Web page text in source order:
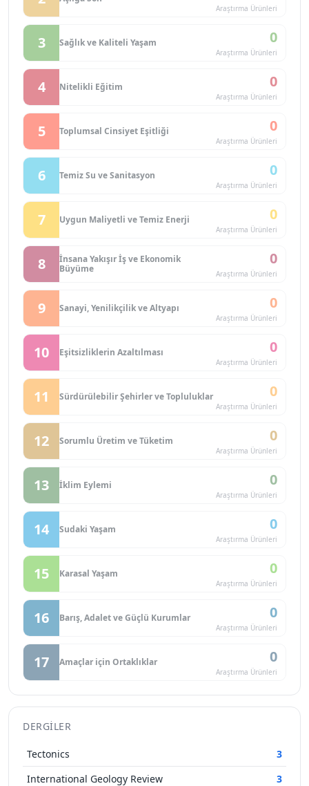
Araştırma Ürünleri
3 Sağlık ve Kaliteli Yaşam 0
Araştırma Ürünleri
4 Nitelikli Eğitim 0
Araştırma Ürünleri
5 Toplumsal Cinsiyet Eşitliği 0
Araştırma Ürünleri
6 Temiz Su ve Sanitasyon 0
Araştırma Ürünleri
7 Uygun Maliyetli ve Temiz Enerji 0
Araştırma Ürünleri
8
İnsana Yakışır İş ve Ekonomik
Büyüme
0
Araştırma Ürünleri
9 Sanayi, Yenilikçilik ve Altyapı 0
Araştırma Ürünleri
10 Eşitsizliklerin Azaltılması 0
Araştırma Ürünleri
11 Sürdürülebilir Şehirler ve Topluluklar 0
Araştırma Ürünleri
12 Sorumlu Üretim ve Tüketim 0
Araştırma Ürünleri
13 İklim Eylemi 0
Araştırma Ürünleri
14 Sudaki Yaşam 0
Araştırma Ürünleri
15 Karasal Yaşam 0
Araştırma Ürünleri
16 Barış, Adalet ve Güçlü Kurumlar 0
Araştırma Ürünleri
17 Amaçlar için Ortaklıklar 0
Araştırma Ürünleri
DERGILER
Tectonics
3
International Geology Review
3